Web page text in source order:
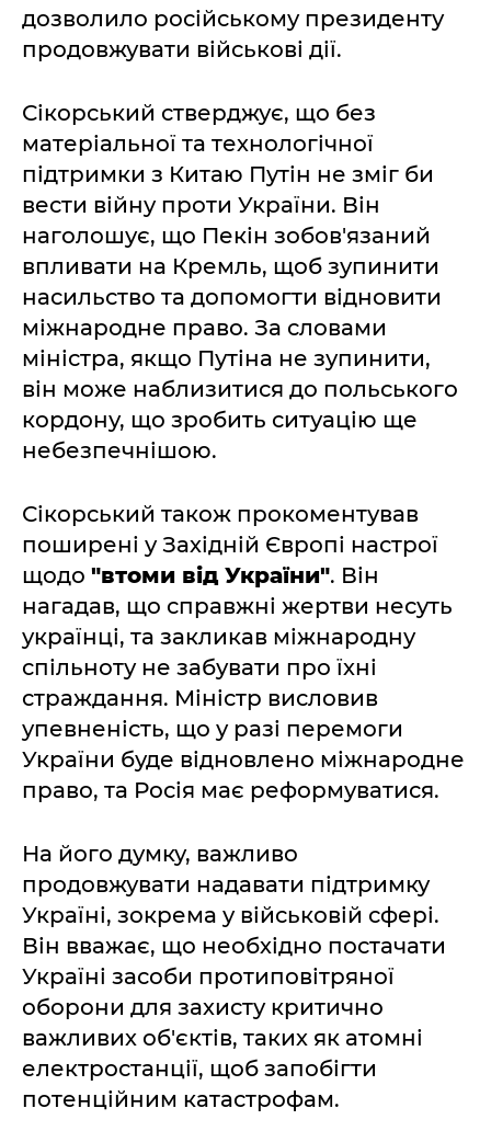
дозволило російському президенту
продовжувати військові дії.
Сікорський стверджує, що без
матеріальної та технологічної
підтримки з Китаю Путін не зміг би
вести війну проти України. Він
наголошує, що Пекін зобов'язаний
впливати на Кремль, щоб зупинити
насильство та допомогти відновити
міжнародне право. За словами
міністра, якщо Путіна не зупинити,
він може наблизитися до польського
кордону, що зробить ситуацію ще
небезпечнішою.
Сікорський також прокоментував
поширені у Західній Європі настрої
щодо "втоми від України". Він
нагадав, що справжні жертви несуть
українці, та закликав міжнародну
спільноту не забувати про їхні
страждання. Міністр висловив
упевненість, що у разі перемоги
України буде відновлено міжнародне
право, та Росія має реформуватися.
На його думку, важливо
продовжувати надавати підтримку
Україні, зокрема у військовій сфері.
Він вважає, що необхідно постачати
Україні засоби протиповітряної
оборони для захисту критично
важливих об'єктів, таких як атомні
електростанції, щоб запобігти
потенційним катастрофам.